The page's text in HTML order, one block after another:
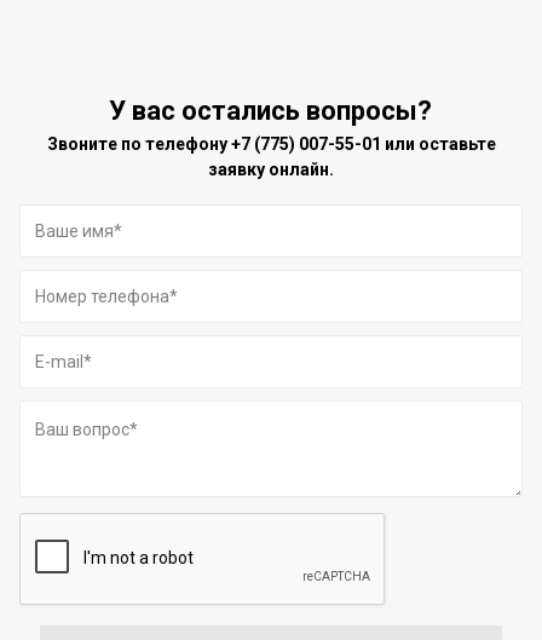
У вас остались вопросы?
Звоните по телефону+7 (775) 007-55-01 или оставьте
заявку онлайн.